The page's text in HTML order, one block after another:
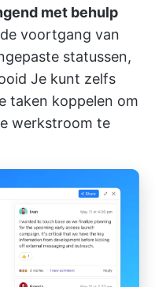
met behulp
voortgang van
statussen,
Je kunt zelfs
taken koppelen om
werkstroom te